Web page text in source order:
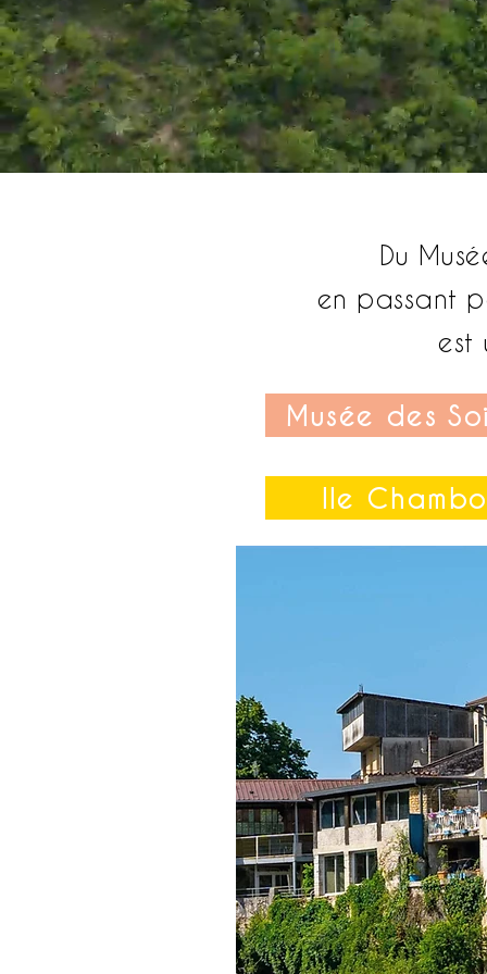
Du
en passant
est
Musée des
Ile